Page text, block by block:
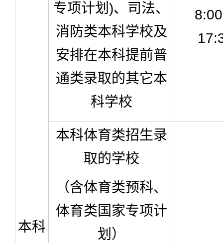
本科
专项计划)、司法、
消防类本科学校及
安排在本科提前普
通类录取的其它本
科学校
本科体育类招生录
取的学校
（含体育类预科、
体育类国家专项计
划）